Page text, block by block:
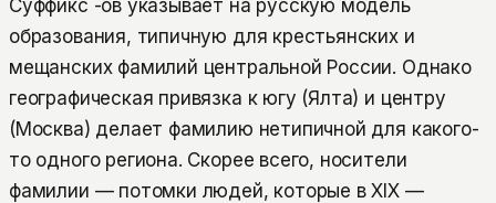
Суффикс -ов указывает на русскую модель
образования, типичную для крестьянских и
мещанских фамилий центральной России. Однако
географическая привязка к югу (Ялта) и центру
(Москва) делает фамилию нетипичной для какого-
то одного региона. Скорее всего, носители
фамилии — потомки людей, которые в XIX —